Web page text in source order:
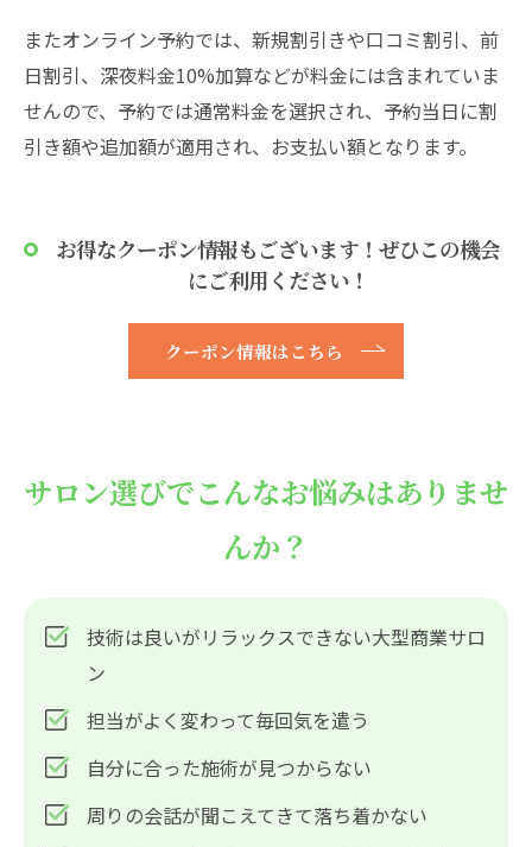
またオンライン予約では、新規割引きや口コミ割引、前
日割引、深夜料金10%加算などが料金には含まれていま
せんので、予約では通常料金を選択され、予約当日に割
引き額や追加額が適用され、お支払い額となります。
お得なクーポン情報もございます！ぜひこの機会
にご利用ください！
クーポン情報はこちら
サロン選びでこんなお悩みはありませ
んか？
技術は良いがリラックスできない大型商業サロ
ン
担当がよく変わって毎回気を遣う
自分に合った施術が見つからない
周りの会話が聞こえてきて落ち着かない